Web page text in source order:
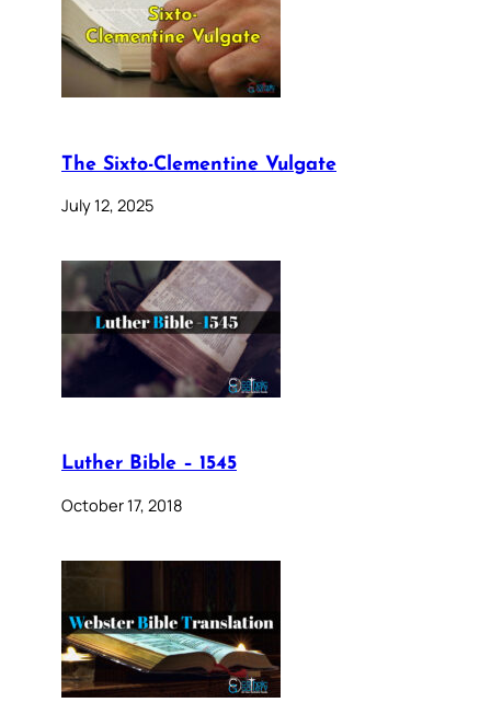
The Sixto-Clementine Vulgate
July 12, 2025
Luther Bible – 1545
October 17, 2018